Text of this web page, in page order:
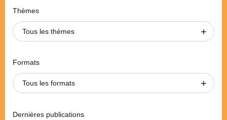
Thèmes
Tous les thèmes
Formats
Tous les formats
Dernières publications